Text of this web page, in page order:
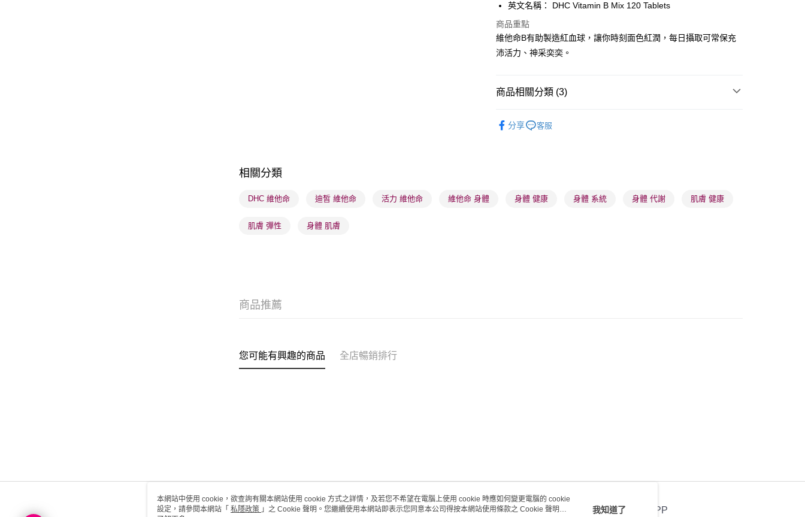
順豐自助櫃 - 確認發貨後1-3個工作天送達
每筆HK$65.00，滿HK$300.00或以上免運費
每筆HK$65.00，滿HK$300.00或以上免運費
物流公司進行物流配送
每筆HK$20.00，滿HK$100.00或以上免運費
英文名稱： DHC Vitamin B Mix 120 Tablets
商品重點
維他命B有助製造紅血球，讓你時刻面色紅潤，每日攝取可常保充
沛活力、神采奕奕。
商品相關分類 (3)
分享 客服
相關分類
DHC 維他命 迪皙 維他命 活力 維他命 維他命 身體 身體 健康 身體 系統 身體 代謝 肌膚 健康
肌膚 彈性 身體 肌膚
商品推薦
您可能有興趣的商品 全店暢銷排行
關於我們 客戶服務 官方APP
本網站中使用 cookie，欲查詢有關本網站使用 cookie 方式之詳情，及若您不希望在電腦上使用 cookie 時應如何變更電腦的 cookie
設定，請參閱本網站「 私隱政策 」之 Cookie 聲明。您繼續使用本網站即表示您同意本公司得按本網站使用條款之 Cookie 聲明使
我知道了